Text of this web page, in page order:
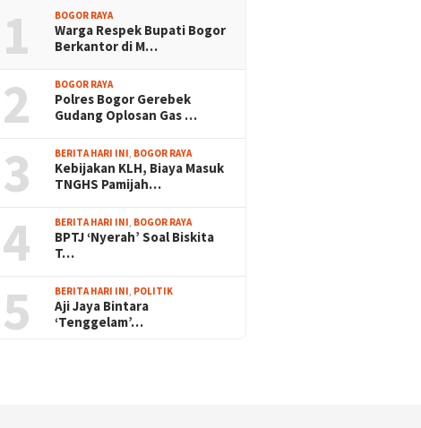
1 BOGOR RAYA
Warga Respek Bupati Bogor
Berkantor di M…
2 BOGOR RAYA
Polres Bogor Gerebek
Gudang Oplosan Gas …
3 BERITA HARI INI, BOGOR RAYA
Kebijakan KLH, Biaya Masuk
TNGHS Pamijah…
4 BERITA HARI INI, BOGOR RAYA
BPTJ ‘Nyerah’ Soal Biskita
T…
5 BERITA HARI INI, POLITIK
Aji Jaya Bintara
‘Tenggelam’…